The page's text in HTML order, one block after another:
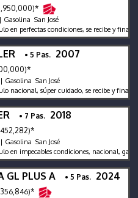
San José
en perfectas condiciones, se recibe y
• 5 Pas. 2007
San José
súper cuidado, se recibe y financia
• 7 Pas. 2018
San José
en impecables condiciones, nacional,
GL PLUS A • 5 Pas. 2024